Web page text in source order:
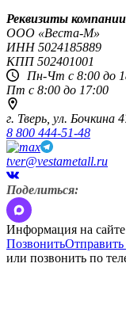
Реквизиты компании
OOO «Веста-М»
ИНН5024185889
КПП502401001
Пн-Чт с 8:00 до
Пт с 8:00 до 17:00
г. Тверь, ул. Бочкина
8 800 444-51-48
tver@vestametall.ru
Поделиться:
Информация на
ПозвонитьОтправить
или позвонить по